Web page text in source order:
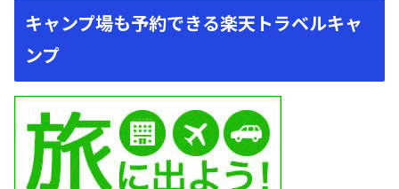
キャンプ場も予約できる楽天トラベルキャ
ンプ